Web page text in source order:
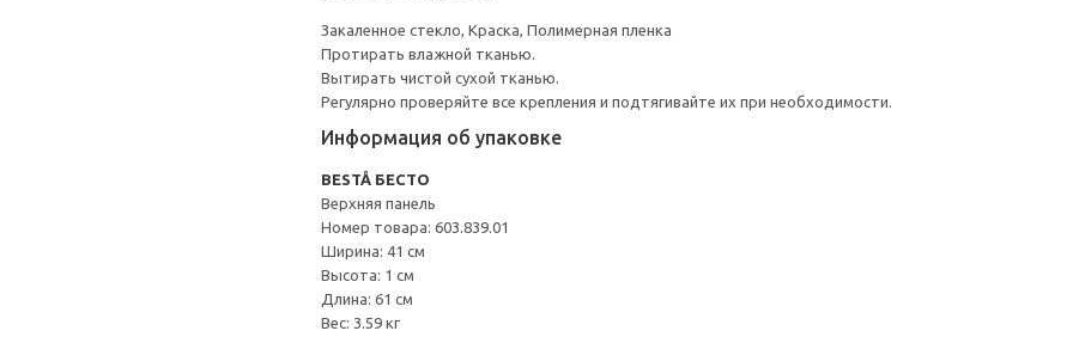
Закаленное стекло, Краска, Полимерная пленка
Протирать влажной тканью.
Вытирать чистой сухой тканью.
Регулярно проверяйте все крепления и подтягивайте их при необходимости.
Информация об упаковке
BESTÅ БЕСТО
Верхняя панель
Номер товара: 603.839.01
Ширина: 41 см
Высота: 1 см
Длина: 61 см
Вес: 3.59 кг